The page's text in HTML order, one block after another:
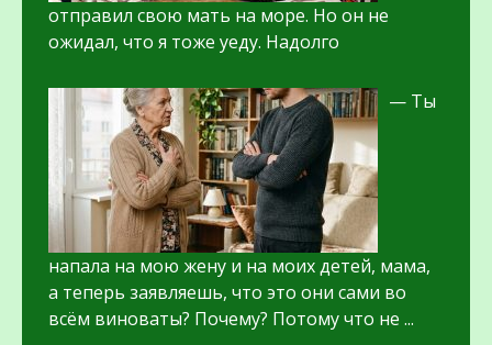
отправил свою мать на море. Но он не
ожидал, что я тоже уеду. Надолго
— Ты
напала на мою жену и на моих детей, мама,
а теперь заявляешь, что это они сами во
всём виноваты? Почему? Потому что не ...